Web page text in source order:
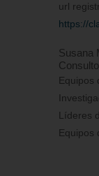
url
https://
Susana
Equipos
Líderes
Equipos